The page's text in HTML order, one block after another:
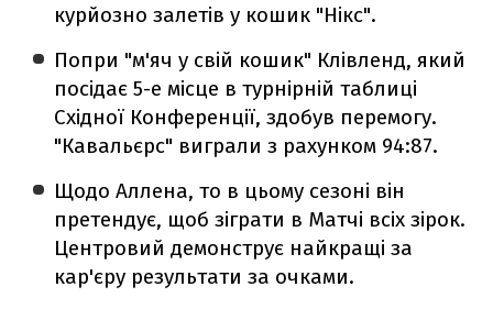
курйозно залетів у кошик "Нікс".
Попри "м'яч у свій кошик" Клівленд, який
посідає 5-е місце в турнірній таблиці
Східної Конференції, здобув перемогу.
"Кавальєрс" виграли з рахунком 94:87.
Щодо Аллена, то в цьому сезоні він
претендує, щоб зіграти в Матчі всіх зірок.
Центровий демонструє найкращі за
кар'єру результати за очками.